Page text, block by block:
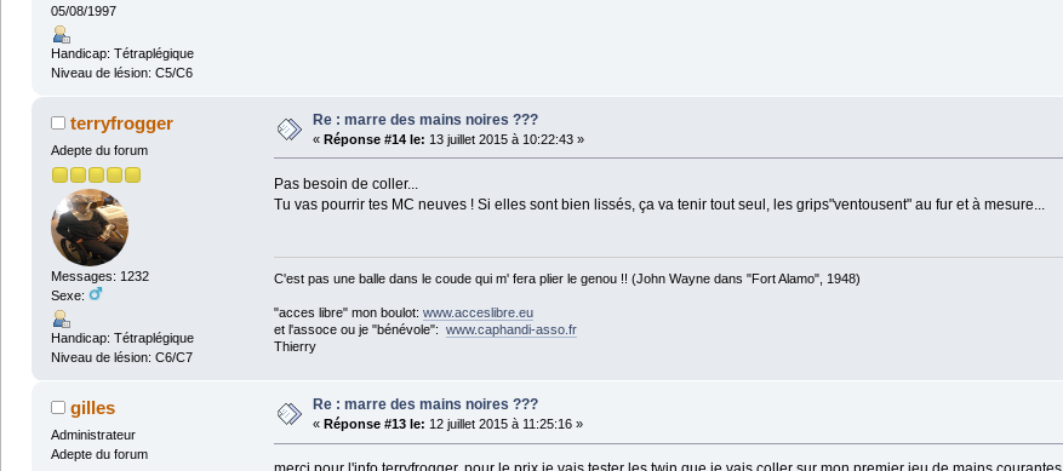
05/08/1997
Handicap: Tétraplégique
Niveau de lésion: C5/C6
terryfrogger
Adepte du forum
Messages: 1232
Sexe:
Handicap: Tétraplégique
Niveau de lésion: C6/C7
Re : marre des mains noires ???
« Réponse #14 le: 13 juillet 2015 à 10:22:43 »
Pas besoin de coller...
Tu vas pourrir tes MC neuves ! Si elles sont bien lissés, ça va tenir tout seul, les grips"ventousent" au fur et à mesure...
C'est pas une balle dans le coude qui m' fera plier le genou !! (John Wayne dans "Fort Alamo", 1948)
"acces libre" mon boulot: www.acceslibre.eu
et l'assoce ou je "bénévole": www.caphandi-asso.fr
Thierry
gilles
Administrateur
Adepte du forum
Re : marre des mains noires ???
« Réponse #13 le: 12 juillet 2015 à 11:25:16 »